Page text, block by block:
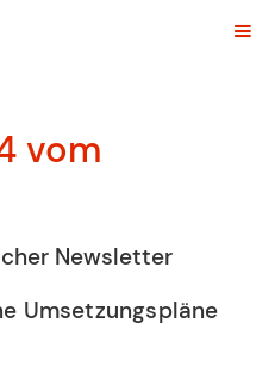
vom
Newsletter
Umsetzungspläne